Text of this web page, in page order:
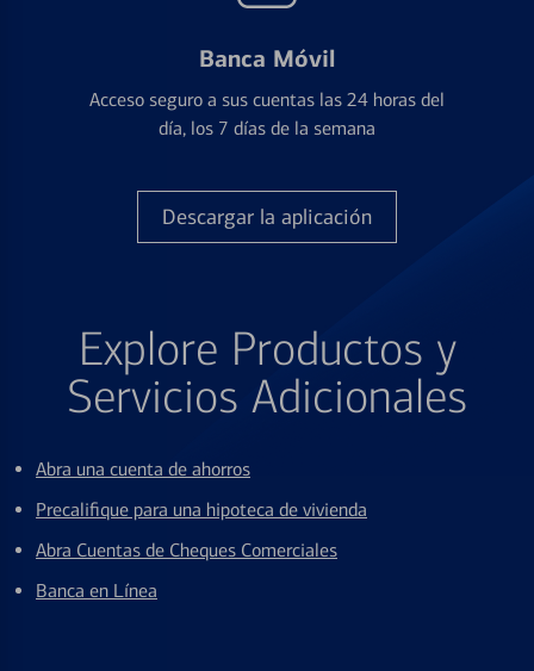
Banca Móvil
Acceso seguro a sus cuentas las 24 horas del
día, los 7 días de la semana
Descargar la aplicación
Explore Productos y
Servicios Adicionales
Abra una cuenta de ahorros
Precalifique para una hipoteca de vivienda
Abra Cuentas de Cheques Comerciales
Banca en Línea